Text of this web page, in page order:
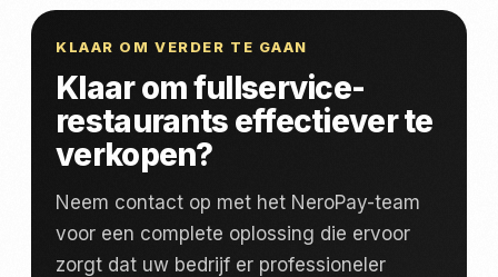
KLAAR OM VERDER TE GAAN
Klaar om fullservice-
restaurants effectiever te
verkopen?
Neem contact op met het NeroPay-team
voor een complete oplossing die ervoor
zorgt dat uw bedrijf er professioneler